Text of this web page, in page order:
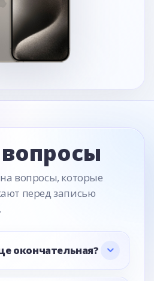
вопросы, которые
перед записью
окончательная?